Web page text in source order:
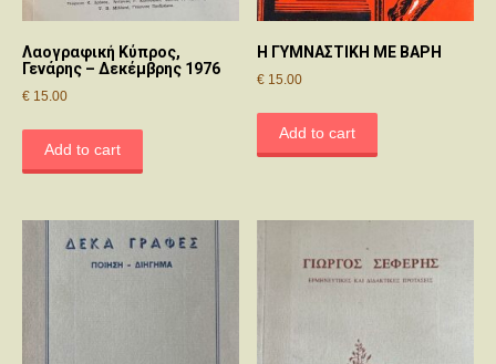
Λαογραφική Κύπρος,
Γενάρης – Δεκέμβρης 1976
€ 15.00
Add to cart
Η ΓΥΜΝΑΣΤΙΚΗ ΜΕ ΒΑΡΗ
€ 15.00
Add to cart